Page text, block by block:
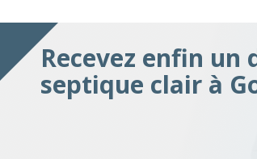
Recevez enfin un
septique clair à